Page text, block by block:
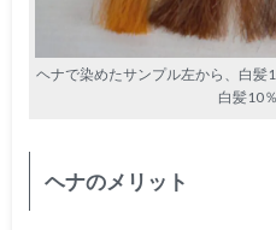
ヘナで染めたサンプル左から、白髪
白髪10
ヘナのメリット